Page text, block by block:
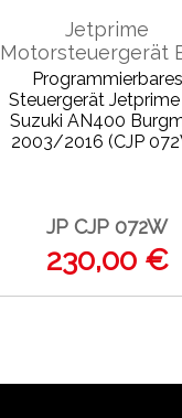
Jetprime
Motorsteuergerät
Programmierbares
Steuergerät
Suzuki AN400
2003/2016 (CJP
JP CJP 072W
230,00 €